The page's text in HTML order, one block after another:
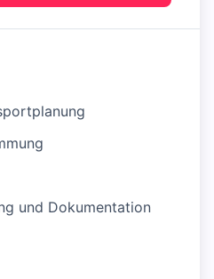
und Dokumentation